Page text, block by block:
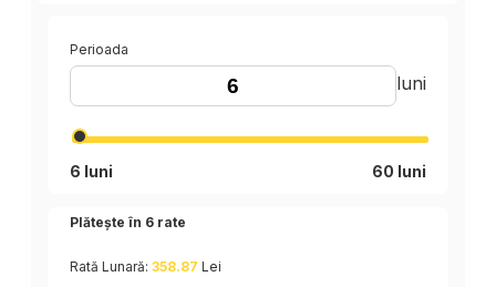
Perioada
luni
6 luni 60 luni
Plătește în 6 rate
Rată Lunară: 358.87 Lei